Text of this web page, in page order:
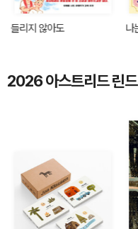
들리지 않아도 나
2026 아스트리드 린